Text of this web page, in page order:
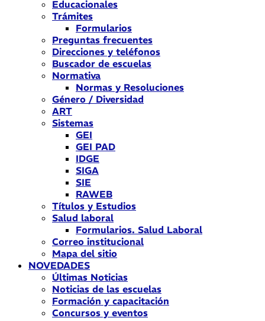
Educacionales
Trámites
Formularios
Preguntas frecuentes
Direcciones y teléfonos
Buscador de escuelas
Normativa
Normas y Resoluciones
Género / Diversidad
ART
Sistemas
GEI
GEI PAD
IDGE
SIGA
SIE
RAWEB
Títulos y Estudios
Salud laboral
Formularios. Salud Laboral
Correo institucional
Mapa del sitio
NOVEDADES
Últimas Noticias
Noticias de las escuelas
Formación y capacitación
Concursos y eventos